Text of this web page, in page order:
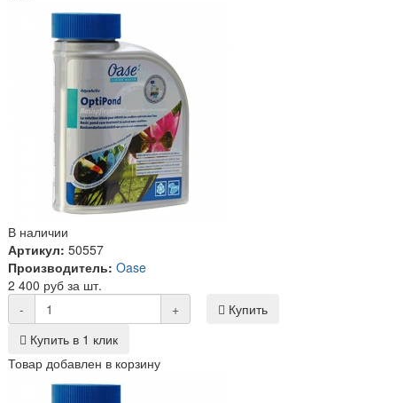
В наличии
Артикул: 50557
Производитель: Oase
2 400 руб за шт.
-
+
Купить
Купить в 1 клик
Товар добавлен в корзину